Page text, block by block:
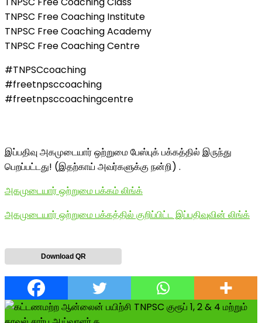
TNPSC Free Coaching Institute
TNPSC Free Coaching Academy
TNPSC Free Coaching Centre
#TNPSCcoaching
#freetnpsccoaching
#freetnpsccoachingcentre
இப்பதிவு அகமுடையார் ஒற்றுமை பேஸ்புக் பக்கத்தில் இருந்து
பெறப்பட்டது! (இதற்காய் அவர்களுக்கு நன்றி) .
அகமுடையார் ஒற்றுமை பக்கம் லிங்க்
அகமுடையார் ஒற்றுமை பக்கத்தில் குறிப்பிட்ட இப்பதிவுவின் லிங்க்
Download QR